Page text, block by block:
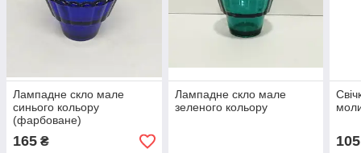
Лампадне скло мале
синього кольору
(фарбоване)
165 ₴
Лампадне скло мале
зеленого кольору
105